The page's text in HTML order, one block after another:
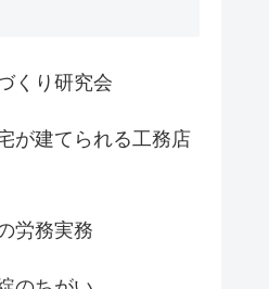
くり研究会
が建てられる工務店
労務実務